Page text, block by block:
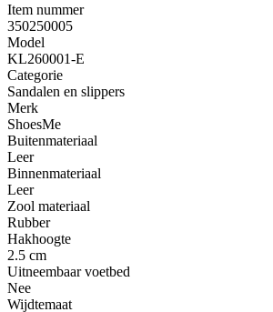
Item nummer
350250005
Model
KL260001-E
Categorie
Sandalen en slippers
Merk
ShoesMe
Buitenmateriaal
Leer
Binnenmateriaal
Leer
Zool materiaal
Rubber
Hakhoogte
2.5 cm
Uitneembaar voetbed
Nee
Wijdtemaat